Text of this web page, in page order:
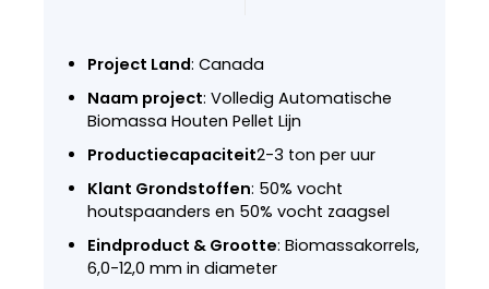
Project Land: Canada
Naam project: Volledig Automatische
Biomassa Houten Pellet Lijn
Productiecapaciteit2-3 ton per uur
Klant Grondstoffen: 50% vocht
houtspaanders en 50% vocht zaagsel
Eindproduct & Grootte: Biomassakorrels,
6,0-12,0 mm in diameter